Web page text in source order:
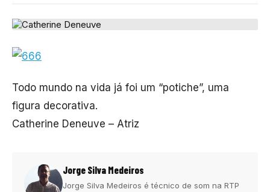
Todo mundo na vida já foi um “potiche”, uma
figura decorativa.
Catherine Deneuve – Atriz
Jorge Silva Medeiros
Jorge Silva Medeiros é técnico de som na RTP